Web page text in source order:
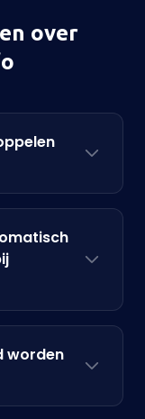
over
worden